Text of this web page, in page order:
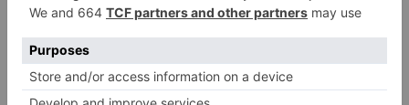
oder per Post in einem frankierten Umschlag
verschickt
Kontaktieren Sie diese Person